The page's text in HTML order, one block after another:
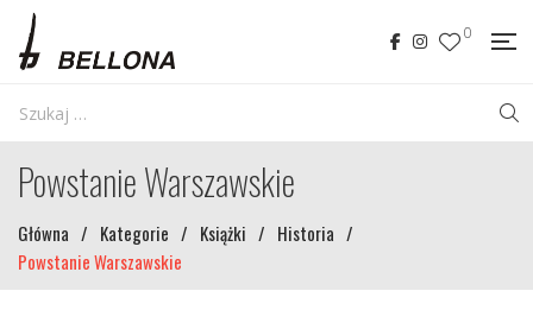
0
Powstanie Warszawskie
Główna / Kategorie / Książki / Historia /
Powstanie Warszawskie